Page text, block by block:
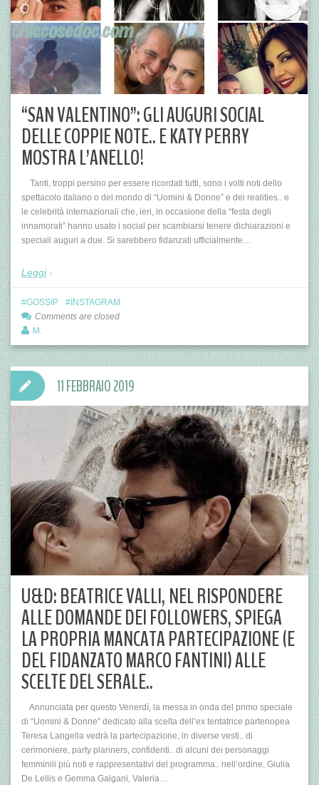
“SAN VALENTINO”: GLI AUGURI SOCIAL
DELLE COPPIE NOTE.. E KATY PERRY
MOSTRA L’ANELLO!
Tanti, troppi persino per essere ricordati tutti, sono i volti noti dello
spettacolo italiano o del mondo di “Uomini & Donne” e dei realities.. e
le celebrità internazionali che, ieri, in occasione della “festa degli
innamorati” hanno usato i social per scambiarsi tenere dichiarazioni e
speciali auguri a due. Si sarebbero fidanzati ufficialmente…
Leggi
GOSSIP
INSTAGRAM
Comments are closed
M.
U&D: BEATRICE VALLI, NEL RISPONDERE
ALLE DOMANDE DEI FOLLOWERS, SPIEGA
LA PROPRIA MANCATA PARTECIPAZIONE (E
DEL FIDANZATO MARCO FANTINI) ALLE
SCELTE DEL SERALE..
Annunciata per questo Venerdì, la messa in onda del primo speciale
di “Uomini & Donne” dedicato alla scelta dell’ex tentatrice partenopea
Teresa Langella vedrà la partecipazione, in diverse vesti.. di
cerimoniere, party planners, confidenti.. di alcuni dei personaggi
femminili più noti e rappresentativi del programma.. nell’ordine, Giulia
De Lellis e Gemma Galgani, Valeria…
11 FEBBRAIO 2019